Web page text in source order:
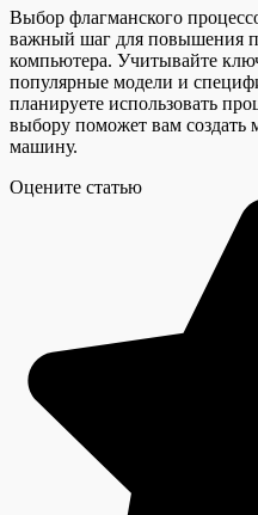
Выбор флагманского
важный шаг для повышения
компьютера. Учитывайте
популярные модели и
планируете использовать
выбору поможет вам
машину.
Оцените статью